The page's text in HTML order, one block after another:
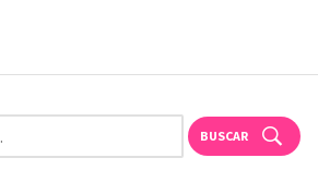
BUSCAR